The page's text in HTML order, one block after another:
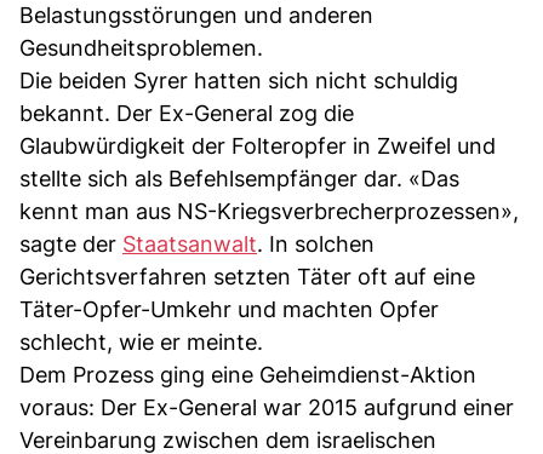
Belastungsstörungen und anderen
Gesundheitsproblemen.
Die beiden Syrer hatten sich nicht schuldig
bekannt. Der Ex-General zog die
Glaubwürdigkeit der Folteropfer in Zweifel und
stellte sich als Befehlsempfänger dar. «Das
kennt man aus NS-Kriegsverbrecherprozessen»,
sagte der Staatsanwalt. In solchen
Gerichtsverfahren setzten Täter oft auf eine
Täter-Opfer-Umkehr und machten Opfer
schlecht, wie er meinte.
Dem Prozess ging eine Geheimdienst-Aktion
voraus: Der Ex-General war 2015 aufgrund einer
Vereinbarung zwischen dem israelischen